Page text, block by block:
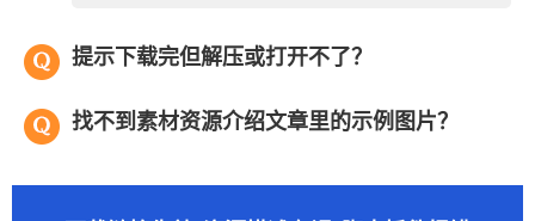
提示下载完但解压或打开不了？
找不到素材资源介绍文章里的示例图片？